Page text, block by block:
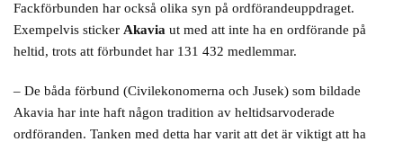
Fackförbunden har också olika syn på ordförandeuppdraget.
Exempelvis sticker Akavia ut med att inte ha en ordförande på
heltid, trots att förbundet har 131 432 medlemmar.
– De båda förbund (Civilekonomerna och Jusek) som bildade
Akavia har inte haft någon tradition av heltidsarvoderade
ordföranden. Tanken med detta har varit att det är viktigt att ha